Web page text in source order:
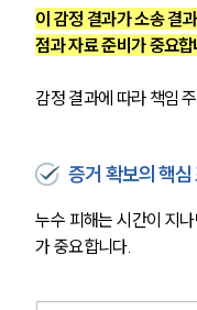
이 감정 결과가 소송 결
점과 자료 준비가 중요합
감정 결과에 따라 책임
증거 확보의 핵심
누수 피해는 시간이 지
가 중요합니다.